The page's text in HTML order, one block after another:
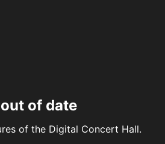
of date
of the Digital Concert Hall.